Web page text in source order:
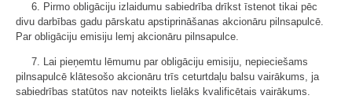
6. Pirmo obligāciju izlaidumu sabiedrība drīkst īstenot tikai pēc
divu darbības gadu pārskatu apstiprināšanas akcionāru pilnsapulcē.
Par obligāciju emisiju lemj akcionāru pilnsapulce.
7. Lai pieņemtu lēmumu par obligāciju emisiju, nepieciešams
pilnsapulcē klātesošo akcionāru trīs ceturtdaļu balsu vairākums, ja
sabiedrības statūtos nav noteikts lielāks kvalificētais vairākums.